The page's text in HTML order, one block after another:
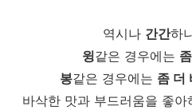
역시나 간간하
윙같은 경우에는
봉같은 경우에는 좀 더
바삭한 맛과 부드러움을 좋